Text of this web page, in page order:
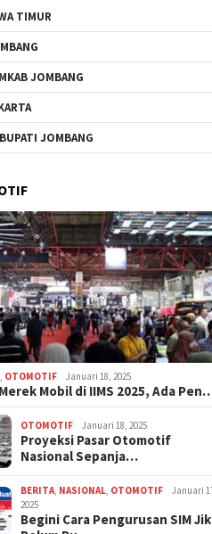
TIMUR
JOMBANG
JOMBANG
OTOMOTIF Januari 18, 2025
Mobil di IIMS 2025, Ada
OTOMOTIF Januari 18, 2025
Proyeksi Pasar Otomotif
Nasional Sepanja…
BERITA NASIONAL OTOMOTIF
Januari
2025
Begini Cara Pengurusan SIM